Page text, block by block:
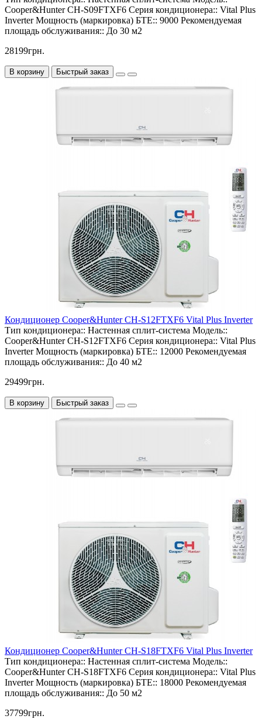
Cooper&Hunter CH-S09FTXF6 Серия кондиционера:: Vital Plus
Inverter Мощность (маркировка) БТЕ:: 9000 Рекомендуемая
площадь обслуживания:: До 30 м2
28199грн.
В корзину Быстрый заказ
Кондиционер Cooper&Hunter CH-S12FTXF6 Vital Plus Inverter
Тип кондиционера:: Настенная сплит-система Модель::
Cooper&Hunter CH-S12FTXF6 Серия кондиционера:: Vital Plus
Inverter Мощность (маркировка) БТЕ:: 12000 Рекомендуемая
площадь обслуживания:: До 40 м2
29499грн.
В корзину Быстрый заказ
Кондиционер Cooper&Hunter CH-S18FTXF6 Vital Plus Inverter
Тип кондиционера:: Настенная сплит-система Модель::
Cooper&Hunter CH-S18FTXF6 Серия кондиционера:: Vital Plus
Inverter Мощность (маркировка) БТЕ:: 18000 Рекомендуемая
площадь обслуживания:: До 50 м2
37799грн.